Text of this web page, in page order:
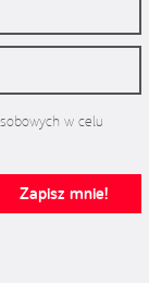
w celu
Zapisz mnie!